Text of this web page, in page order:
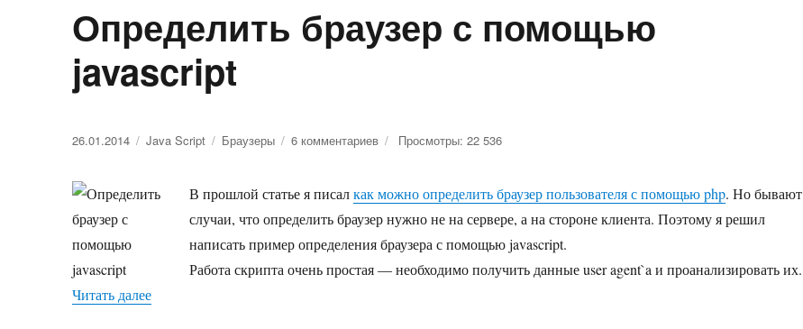
Определить браузер с помощью
javascript
Опубликовано
26.01.2014 Рубрики
Java Script Метки
Браузеры 6 комментариев
браузер
с
javascript
Просмотры: 22 536
В прошлой статье я писалкак можно определить браузер пользователя с помощью php. Но бывают
случаи, что определить браузер нужно не на сервере, а на стороне клиента. Поэтому я решил
написать пример определения браузера с помощью javascript.
Работа скрипта очень простая — необходимо получить данные user agent`a и проанализировать их.
Читать далее